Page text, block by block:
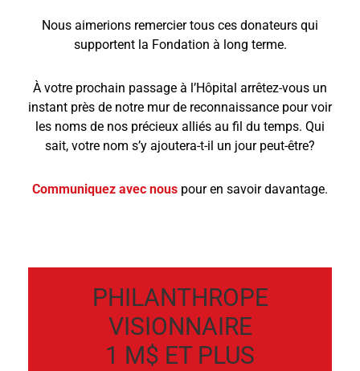
Nous aimerions remercier tous ces donateurs qui
supportent la Fondation à long terme.
À votre prochain passage à l’Hôpital arrêtez-vous un
instant près de notre mur de reconnaissance pour voir
les noms de nos précieux alliés au fil du temps. Qui
sait, votre nom s’y ajoutera-t-il un jour peut-être?
Communiquez avec nous pour en savoir davantage.
PHILANTHROPE
VISIONNAIRE
1 M$ ET PLUS